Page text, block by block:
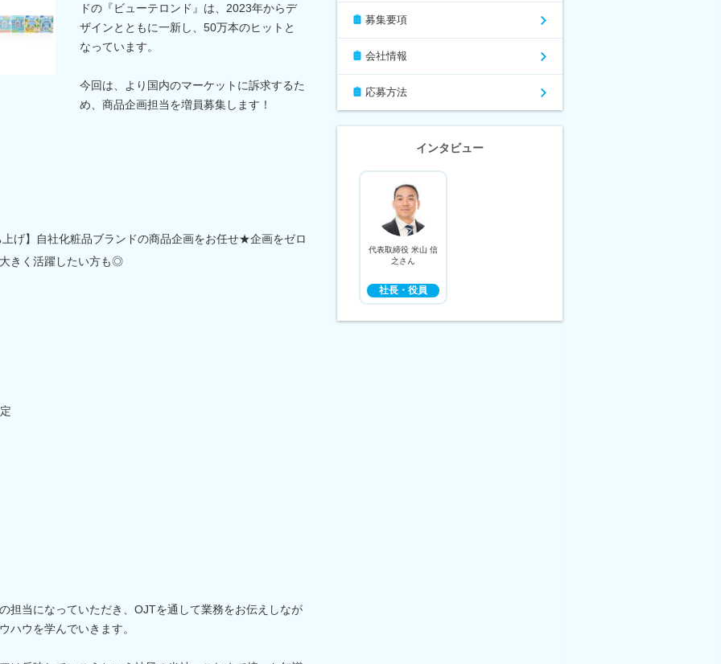
ドの『ビューテロンド』は、2023年からデ
ザインとともに一新し、50万本のヒットと
なっています。
今回は、より国内のマーケットに訴求するた
め、商品企画担当を増員募集します！
げ】自社化粧品ブランドの商品企画をお任せ★企画をゼロ
きく活躍したい方も◎
担当になっていただき、OJTを通して業務をお伝えしなが
ハウを学んでいきます。
募集要項
会社情報
応募方法
インタビュー
代表取締役 米山 信
之さん
社長・役員